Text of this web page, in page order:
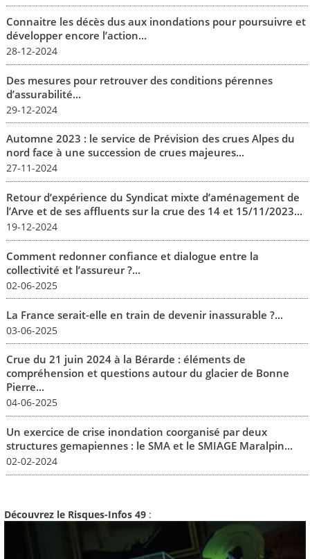
Connaitre les décès dus aux inondations pour poursuivre et
développer encore l’action...
28-12-2024
Des mesures pour retrouver des conditions pérennes
d’assurabilité...
29-12-2024
Automne 2023 : le service de Prévision des crues Alpes du
nord face à une succession de crues majeures...
27-11-2024
Retour d’expérience du Syndicat mixte d’aménagement de
l’Arve et de ses affluents sur la crue des 14 et 15/11/2023...
19-12-2024
Comment redonner confiance et dialogue entre la
collectivité et l’assureur ?...
02-06-2025
La France serait-elle en train de devenir inassurable ?...
03-06-2025
Crue du 21 juin 2024 à la Bérarde : éléments de
compréhension et questions autour du glacier de Bonne
Pierre...
04-06-2025
Un exercice de crise inondation coorganisé par deux
structures gemapiennes : le SMA et le SMIAGE Maralpin...
02-02-2024
Découvrez le Risques-Infos 49 :